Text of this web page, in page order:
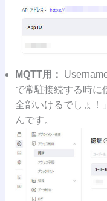
MQTT用：
で常駐接続する時に
全部いけるでしょ！
んです。